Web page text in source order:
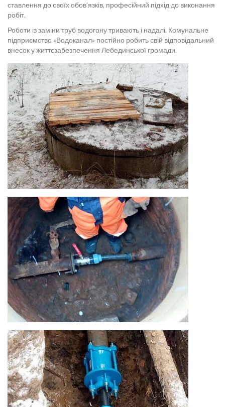
ставлення до своїх обов’язків, професійний підхід до виконання
робіт.
Роботи із заміни труб водогону тривають і надалі. Комунальне
підприємство «Водоканал» постійно робить свій відповідальний
внесок у життєзабезпечення Лебединської громади.